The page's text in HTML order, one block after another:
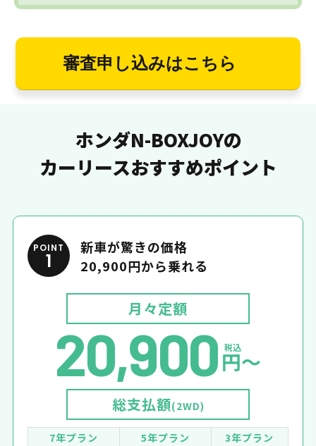
審査申し込みはこちら
ホンダN-BOXJOYの
カーリースおすすめポイント
POINT
1
新車が驚きの価格
20,900円から乗れる
月々定額
20,900 税込
円〜
総支払額(2WD)
7年プラン 5年プラン
3年プラン